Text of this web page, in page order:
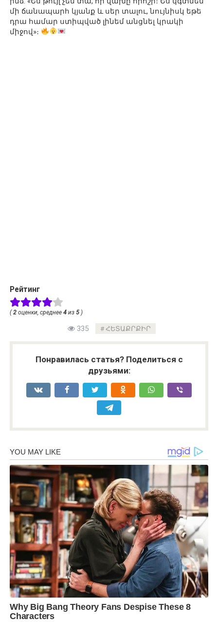
մի ճանապարհ կյանք և սեր տալու, նույնիսկ եթե
դրա համար ստիպված լինեմ անցնել կրակի
միջով»։
Рейтинг
(2 оценки, среднее 4 из 5 )
335 ՀԵՏԱՔՐՔԻՐ
Понравилась статья? Поделиться с
друзьями: